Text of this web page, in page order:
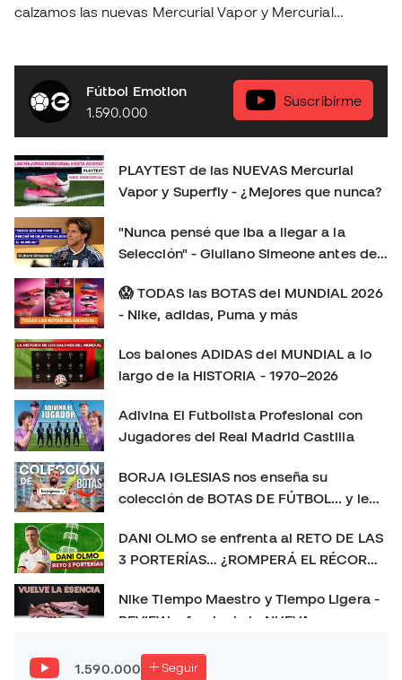
calzamos las nuevas Mercurial Vapor y Mercurial
respecto a la generación anterior. En este playtest
analizamos: 👟 Ajuste y comodidad. ⚽ Sensaciones con
el balón. 🚀 Tracción, aceleración y cambios de ritmo. 🔍
Todas las novedades de esta nueva generación. 🤔
¿Merecen la pena? ¿Cuál elegir: Vapor o Superfly?
Déjanos en los comentarios tu opinión: ¿Eres más de
Mercurial Vapor o de Mercurial Superfly? 👇 Consíguelas
aquí:
https://www.futbolemotion.com/es/categoria/botas-de-
futbol/nike/linea-mercurial-velocidad Síguenos para no
perderte más playtests, comparativas y reviews de las
últimas botas de fútbol: Instagram:
https://www.tiktok.com/@futbolemotion X:
https://x.com/futbolemotion #Mercurial #NikeFootball
#MercurialVapor #MercurialSuperfly #BotasDeFútbol
#Playtest #Review #futbolemotion #botasdefutbol
#futbol #nikemercurial soloporteros_portada_es _es
Fútbol Emotion
1.590.000
Suscribírme
PLAYTEST de las NUEVAS Mercurial
Vapor y Superfly - ¿Mejores que nunca?
"Nunca pensé que iba a llegar a la
Selección" - Giuliano Simeone antes de
😱 TODAS las BOTAS del MUNDIAL 2026
- Nike, adidas, Puma y más
Los balones ADIDAS del MUNDIAL a lo
largo de la HISTORIA - 1970–2026
Adivina El Futbolista Profesional con
Jugadores del Real Madrid Castilla
BORJA IGLESIAS nos enseña su
colección de BOTAS DE FÚTBOL... y le
DANI OLMO se enfrenta al RETO DE LAS
3 PORTERÍAS… ¿ROMPERÁ EL RÉCORD?
Nike Tiempo Maestro y Tiempo Ligera -
REVIEW a fondo de la NUEVA
Las MEJORES BOTAS de fútbol de 2025 👑 | La más
1.590.000 Seguir